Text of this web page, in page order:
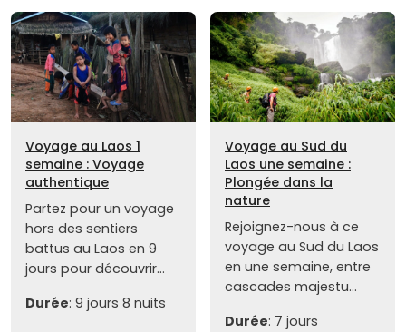
Voyage au Laos 1
semaine : Voyage
authentique
Partez pour un voyage
hors des sentiers
battus au Laos en 9
jours pour découvrir...
Durée: 9 jours 8 nuits
Voyage au Sud du
Laos une semaine :
Plongée dans la
nature
Rejoignez-nous à ce
voyage au Sud du Laos
en une semaine, entre
cascades majestu...
Durée: 7 jours